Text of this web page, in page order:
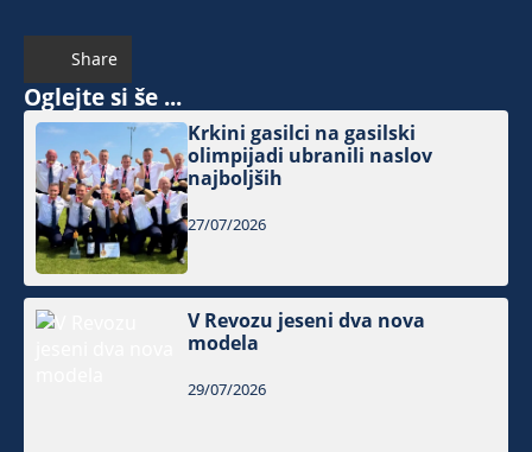
Share
Oglejte si še ...
Krkini gasilci na gasilski
olimpijadi ubranili naslov
najboljših
27/07/2026
V Revozu jeseni dva nova
modela
29/07/2026